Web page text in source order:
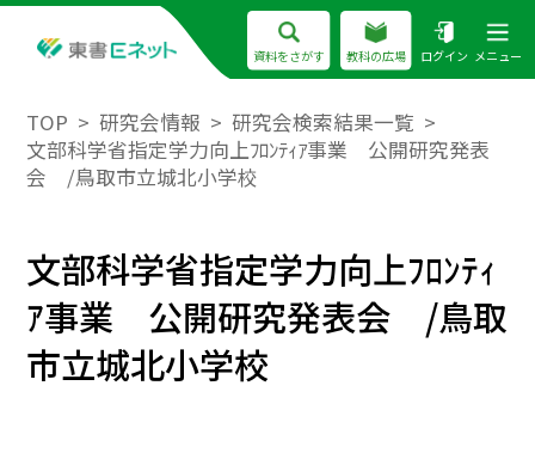
資料をさがす 教科の広場 ログイン メニュー
TOP 研究会情報
研究会検索結果一覧
文部科学省指定学力向上ﾌﾛﾝﾃｨｱ事業 公開研究発表
会 /鳥取市立城北小学校
文部科学省指定学力向上ﾌﾛﾝﾃｨ
ｱ事業 公開研究発表会 /鳥取
市立城北小学校